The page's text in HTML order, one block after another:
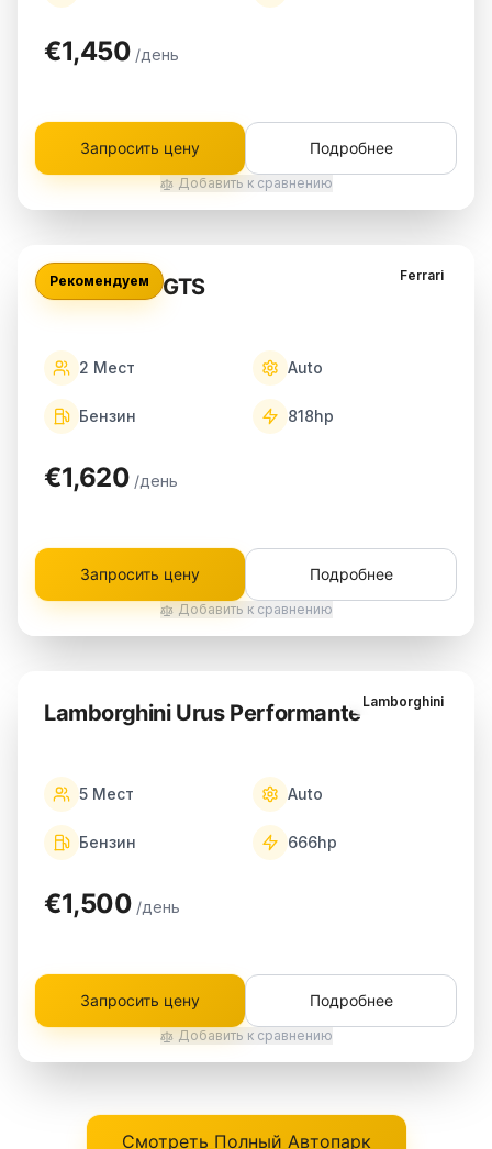
€1,450 /день
Запросить цену Подробнее
Добавить к сравнению
Рекомендуем Ferrari
Ferrari 296 GTS
2 Мест Auto
Бензин 818hp
€1,620 /день
Запросить цену Подробнее
Добавить к сравнению
Lamborghini
Lamborghini Urus Performante
5 Мест Auto
Бензин 666hp
€1,500 /день
Запросить цену Подробнее
Добавить к сравнению
Смотреть Полный Автопарк